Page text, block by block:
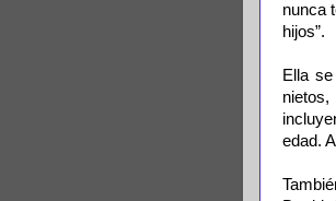
nunca
hijos”.
Ella
edad.